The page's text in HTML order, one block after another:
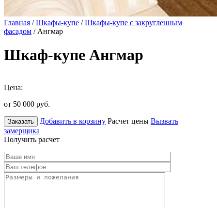
Главная /Шкафы-купе /Шкафы-купе с закругленным
фасадом / Ангмар
Шкаф-купе Ангмар
Цена:
от 50 000 руб.
Заказать Добавить в корзину Расчет цены Вызвать
замерщика
Получить расчет